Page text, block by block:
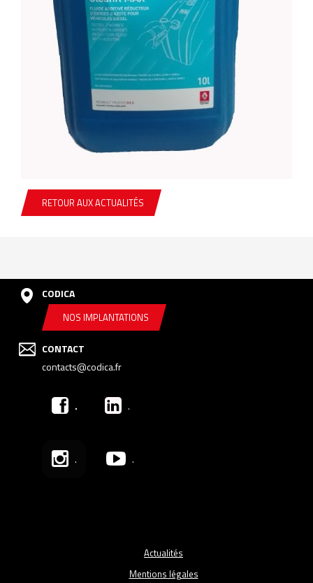
RETOUR AUX ACTUALITÉS
CODICA
NOS IMPLANTATIONS
CONTACT
contacts@codica.fr
. .
. .
Actualités
Mentions légales